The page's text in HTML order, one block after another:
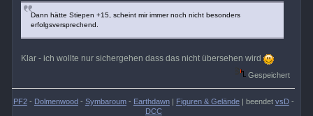
Dann hätte Stiepen +15, scheint mir immer noch nicht besonders
erfolgsversprechend.
Klar - ich wollte nur sichergehen dass das nicht übersehen wird
Gespeichert
PF2- Dolmenwood- Symbaroum- Earthdawn| Figuren & Gelände| beendet vsD-
DCC